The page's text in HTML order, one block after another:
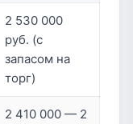
2 530 000
руб. (с
запасом на
торг)
2 410 000 — 2